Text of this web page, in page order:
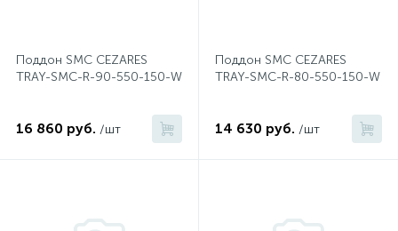
Поддон SMC CEZARES
TRAY-SMC-R-90-550-150-W
16 860 руб. /шт
Поддон SMC CEZARES
TRAY-SMC-R-80-550-150-W
14 630 руб. /шт
Для биде